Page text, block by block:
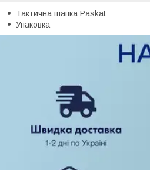
Тактична шапка Paskat
Упаковка